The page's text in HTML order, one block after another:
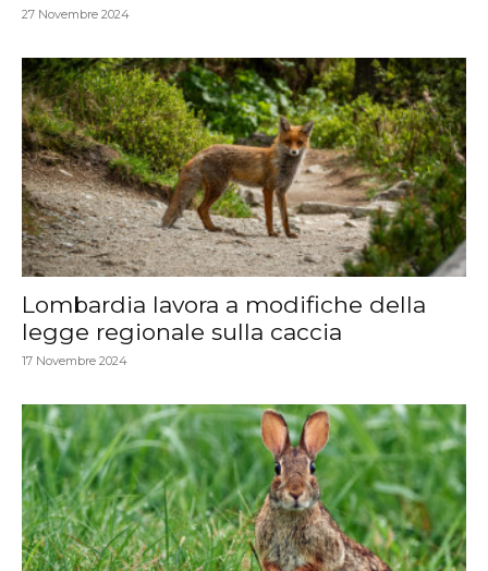
27 Novembre 2024
Lombardia lavora a modifiche della
legge regionale sulla caccia
17 Novembre 2024